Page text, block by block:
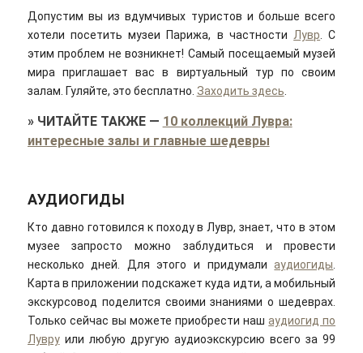
Допустим вы из вдумчивых туристов и больше всего
хотели посетить музеи Парижа, в частности Лувр . С
этим проблем не возникнет! Самый посещаемый музей
мира приглашает вас в виртуальный тур по своим
залам. Гуляйте, это бесплатно. Заходить здесь
» ЧИТАЙТЕ ТАКЖЕ— 10 коллекций Лувра:
интересные залы и главные шедевры
АУДИОГИДЫ
Кто давно готовился к походу в Лувр, знает, что в этом
музее запросто можно заблудиться и провести
несколько дней. Для этого и придумалиаудиогиды.
Карта в приложении подскажет куда идти, а мобильный
экскурсовод поделится своими знаниями о шедеврах.
Только сейчас вы можете приобрести нашаудиогид по
Лувруили любую другую аудиоэкскурсию всего за 99